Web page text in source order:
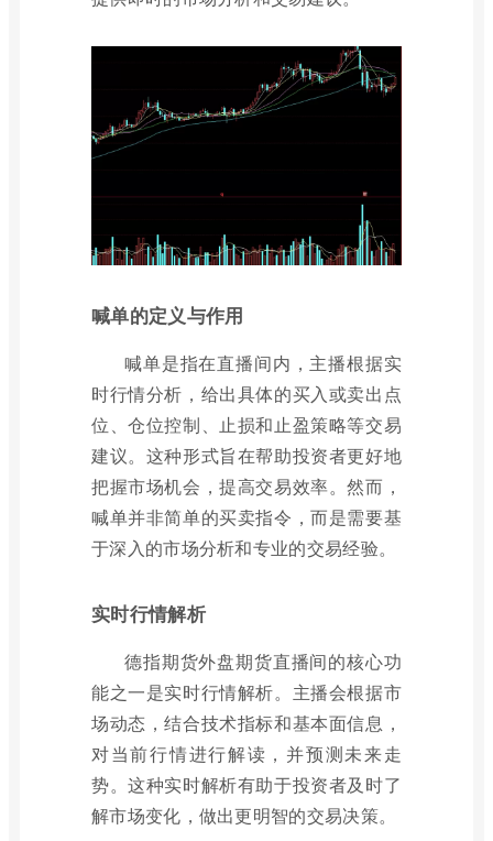
喊单的定义与作用
喊单是指在直播间内，主播根据实
时行情分析，给出具体的买入或卖出点
位、仓位控制、止损和止盈策略等交易
建议。这种形式旨在帮助投资者更好地
把握市场机会，提高交易效率。然而，
喊单并非简单的买卖指令，而是需要基
于深入的市场分析和专业的交易经验。
实时行情解析
德指期货外盘期货直播间的核心功
能之一是实时行情解析。主播会根据市
场动态，结合技术指标和基本面信息，
对当前行情进行解读，并预测未来走
势。这种实时解析有助于投资者及时了
解市场变化，做出更明智的交易决策。